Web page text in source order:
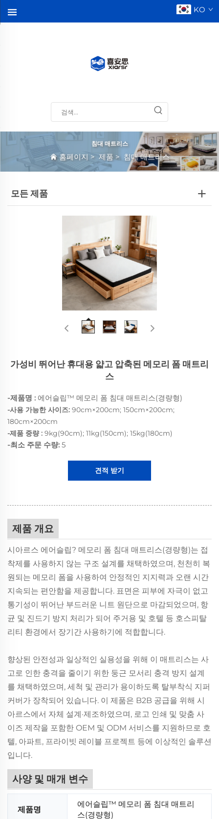
KO
침대 매트리스
홈페이지 > 제품 > 침대 매트리스
모든 제품
가성비 뛰어난 휴대용 얇고 압축된 메모리 폼 매트리
스
-제품명 : 에어슬립™ 메모리 폼 침대 매트리스(경량형)
-사용 가능한 사이즈: 90cm×200cm; 150cm×200cm;
180cm×200cm
-제품 중량 : 9kg(90cm); 11kg(150cm); 15kg(180cm)
-최소 주문 수량: 5
견적 받기
제품 개요
시아르스 에어슬립? 메모리 폼 침대 매트리스(경량형)는 접
착제를 사용하지 않는 구조 설계를 채택하였으며, 천천히 복
원되는 메모리 폼을 사용하여 안정적인 지지력과 오랜 시간
지속되는 편안함을 제공합니다. 표면은 피부에 자극이 없고
통기성이 뛰어난 부드러운 니트 원단으로 마감되었으며, 항
균 및 진드기 방지 처리가 되어 주거용 및 호텔 등 호스피탈
리티 환경에서 장기간 사용하기에 적합합니다.
향상된 안전성과 일상적인 실용성을 위해 이 매트리스는 사
고로 인한 충격을 줄이기 위한 둥근 모서리 충격 방지 설계
를 채택하였으며, 세척 및 관리가 용이하도록 탈부착식 지퍼
커버가 장착되어 있습니다. 이 제품은 B2B 공급을 위해 시
아르스에서 자체 설계·제조하였으며, 로고 인쇄 및 맞춤 사
이즈 제작을 포함한 OEM 및 ODM 서비스를 지원하므로 호
텔, 아파트, 프라이빗 레이블 프로젝트 등에 이상적인 솔루션
입니다.
사양 및 매개 변수
제품명
에어슬립™ 메모리 폼 침대 매트리
스(경량형)